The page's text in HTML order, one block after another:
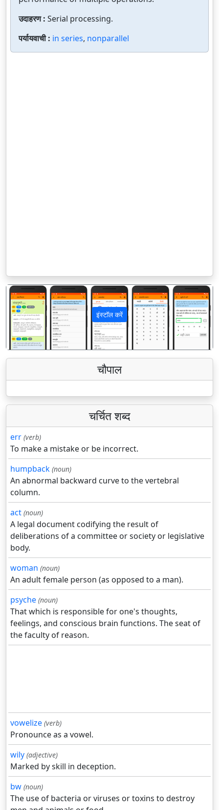
उदाहरण : Serial processing.
पर्यायवाची : in series, nonparallel
इंस्टॉल करें
पिछला अगला
चौपाल
चर्चित शब्द
err (verb)
To make a mistake or be incorrect.
humpback (noun)
An abnormal backward curve to the vertebral
column.
act (noun)
A legal document codifying the result of
deliberations of a committee or society or legislative
body.
woman (noun)
An adult female person (as opposed to a man).
psyche (noun)
That which is responsible for one's thoughts,
feelings, and conscious brain functions. The seat of
the faculty of reason.
vowelize (verb)
Pronounce as a vowel.
wily (adjective)
Marked by skill in deception.
bw (noun)
The use of bacteria or viruses or toxins to destroy